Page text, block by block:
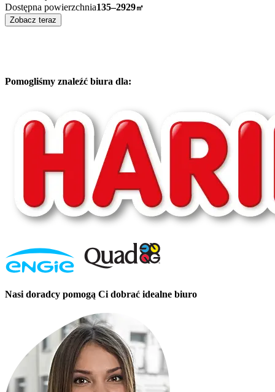
Dostępna powierzchnia135–2929㎡
Zobacz teraz
Pomogliśmy znaleźć biura dla:
Nasi doradcy pomogą Ci dobrać idealne biuro